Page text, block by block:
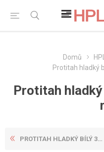
Domů HPL
Protitah hladký
Protitah
PROTITAH HLADKÝ BÍLÝ 3070X1...